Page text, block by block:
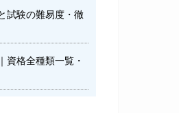
試験の難易度・徹
資格全種類一覧・